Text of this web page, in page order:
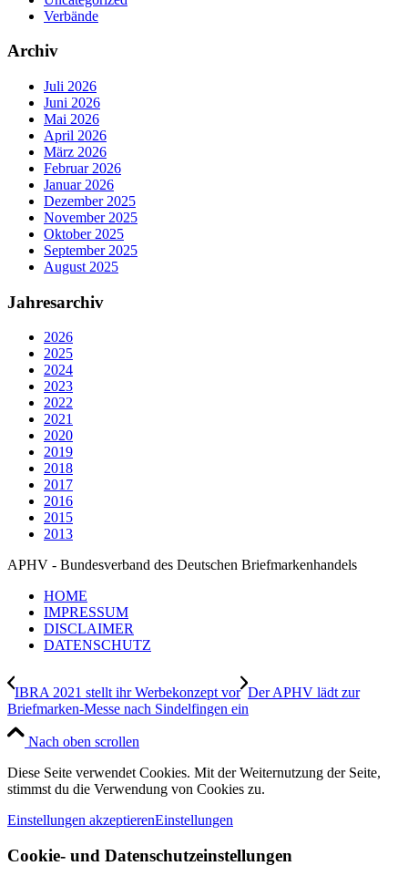
Verbände
Archiv
Juli 2026
Juni 2026
Mai 2026
April 2026
März 2026
Februar 2026
Januar 2026
Dezember 2025
November 2025
Oktober 2025
September 2025
August 2025
Jahresarchiv
2026
2025
2024
2023
2022
2021
2020
2019
2018
2017
2016
2015
2013
APHV - Bundesverband des Deutschen Briefmarkenhandels
HOME
IMPRESSUM
DISCLAIMER
DATENSCHUTZ
IBRA 2021 stellt ihr Werbekonzept vor Der APHV lädt zur
Briefmarken-Messe nach Sindelfingen ein
Nach oben scrollen
Diese Seite verwendet Cookies. Mit der Weiternutzung der Seite,
stimmst du die Verwendung von Cookies zu.
Einstellungen akzeptierenEinstellungen
Cookie- und Datenschutzeinstellungen